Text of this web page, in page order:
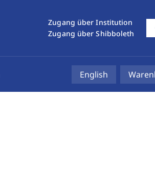
Zugang über Institution
Zugang über Shibboleth
English